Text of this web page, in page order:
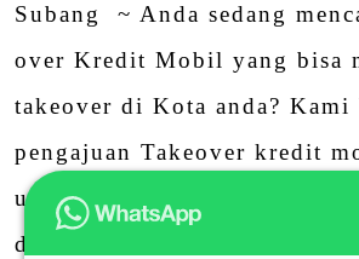
Subang ~ Anda sedang
over Kredit Mobil yang bisa
takeover di Kota anda? Kami
pengajuan Takeover kredit
uang dengan BPKB yang
dengan proses cepat. Solusi